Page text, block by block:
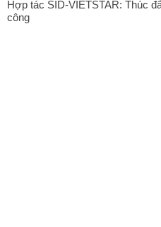
Hợp tác SID-VIETSTAR: Thúc
công